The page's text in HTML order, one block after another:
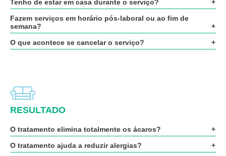
Tenho de estar em casa durante o serviço?
Fazem serviços em horário pós-laboral ou ao fim de
semana?
O que acontece se cancelar o serviço?
RESULTADO
O tratamento elimina totalmente os ácaros?
O tratamento ajuda a reduzir alergias?